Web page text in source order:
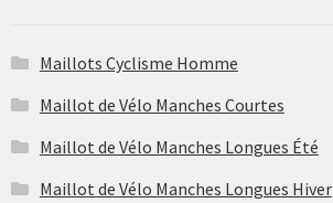
Maillots Cyclisme Homme
Maillot de Vélo Manches Courtes
Maillot de Vélo Manches Longues Été
Maillot de Vélo Manches Longues Hiver